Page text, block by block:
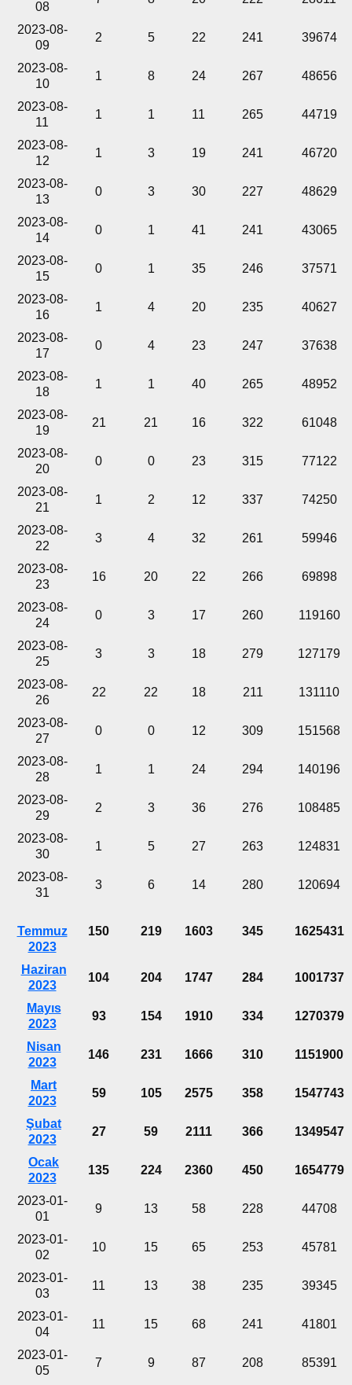
08
2023-08-
09
2 5 22 241 39674
2023-08-
10
1 8 24 267 48656
2023-08-
11
1 1 11 265 44719
2023-08-
12
1 3 19 241 46720
2023-08-
13
0 3 30 227 48629
2023-08-
14
0 1 41 241 43065
2023-08-
15
0 1 35 246 37571
2023-08-
16
1 4 20 235 40627
2023-08-
17
0 4 23 247 37638
2023-08-
18
1 1 40 265 48952
2023-08-
19
21 21 16 322 61048
2023-08-
20
0 0 23 315 77122
2023-08-
21
1 2 12 337 74250
2023-08-
22
3 4 32 261 59946
2023-08-
23
16 20 22 266 69898
2023-08-
24
0 3 17 260 119160
2023-08-
25
3 3 18 279 127179
2023-08-
26
22 22 18 211 131110
2023-08-
27
0 0 12 309 151568
2023-08-
28
1 1 24 294 140196
2023-08-
29
2 3 36 276 108485
2023-08-
30
1 5 27 263 124831
2023-08-
31
3 6 14 280 120694
Temmuz
2023
150 219 1603 345 1625431
Haziran
2023
104 204 1747 284 1001737
Mayıs
2023
93 154 1910 334 1270379
Nisan
2023
146 231 1666 310 1151900
Mart
2023
59 105 2575 358 1547743
Şubat
2023
27 59 2111 366 1349547
Ocak
2023
135 224 2360 450 1654779
2023-01-
01
9 13 58 228 44708
2023-01-
02
10 15 65 253 45781
2023-01-
03
11 13 38 235 39345
2023-01-
04
11 15 68 241 41801
2023-01-
05
7 9 87 208 85391